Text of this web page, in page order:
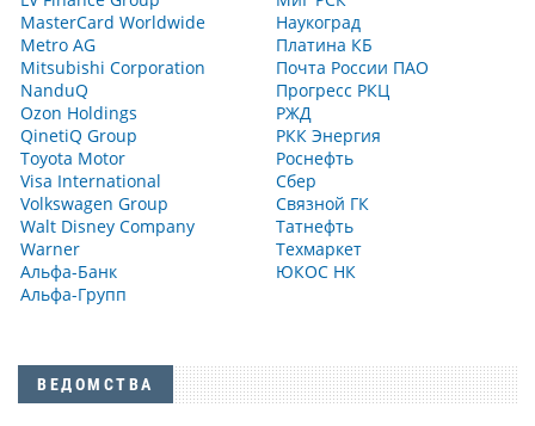
MasterCard Worldwide
Metro AG
Mitsubishi Corporation
NanduQ
Ozon Holdings
QinetiQ Group
Toyota Motor
Visa International
Volkswagen Group
Walt Disney Company
Warner
Альфа-Банк
Альфа-Групп
Наукоград
Платина КБ
Почта России ПАО
Прогресс РКЦ
РЖД
РКК Энергия
Роснефть
Сбер
Связной ГК
Татнефть
Техмаркет
ЮКОС НК
ВЕДОМСТВА